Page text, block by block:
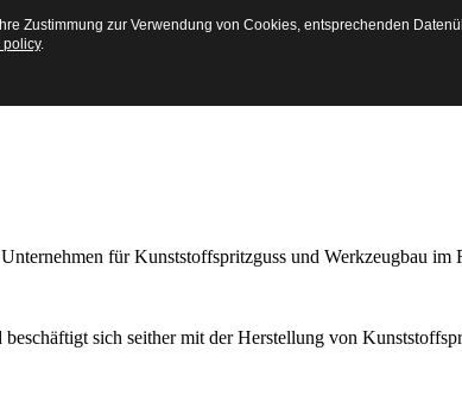
für Kunststoffspritzguss und Werkzeugbau im
sich seither mit der Herstellung von
Zustimmung zur Verwendung von Cookies, entsprechenden
policy.